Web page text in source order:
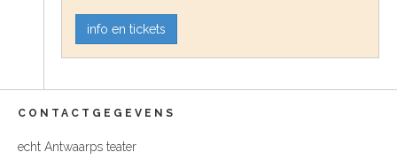
info en tickets
CONTACTGEGEVENS
echt Antwaarps teater